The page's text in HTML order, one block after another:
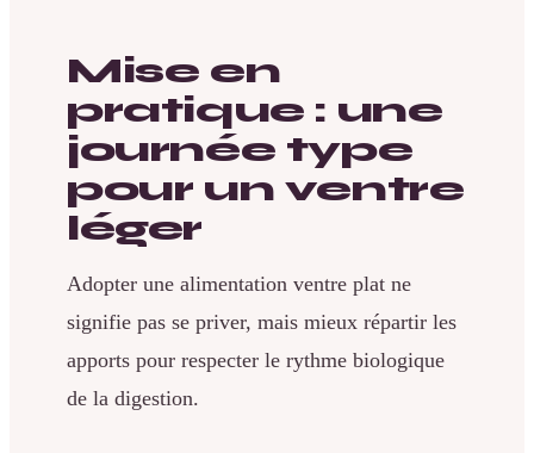
Mise en
pratique : une
journée type
pour un ventre
léger
Adopter une alimentation ventre plat ne
signifie pas se priver, mais mieux répartir les
apports pour respecter le rythme biologique
de la digestion.